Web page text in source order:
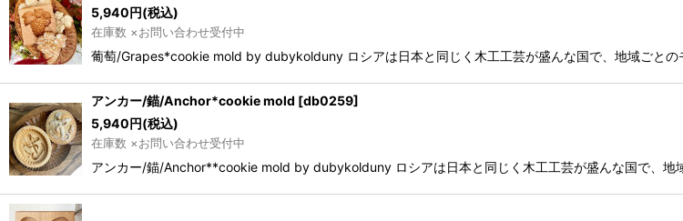
5,940円(税込)
在庫数 ×お問い合わせ受付中
葡萄/Grapes*cookie mold by dubykolduny ロシアは日本と同じく木工工芸が盛んな国で、地域ごと
アンカー/錨/Anchor*cookie mold [db0259]
5,940円(税込)
在庫数 ×お問い合わせ受付中
アンカー/錨/Anchor**cookie mold by dubykolduny ロシアは日本と同じく木工工芸が盛んな国で、地